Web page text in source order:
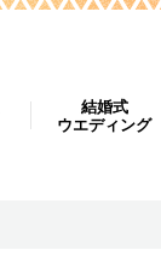
結婚式
ウエディング